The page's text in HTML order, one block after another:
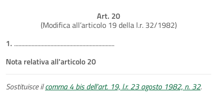
Art. 20
(Modifica all’articolo 19 della l.r. 32/1982)
1. .....................................................................
Nota relativa all'articolo 20
Sostituisce ilcomma 4 bis dell’art. 19, l.r. 23 agosto 1982, n. 32.